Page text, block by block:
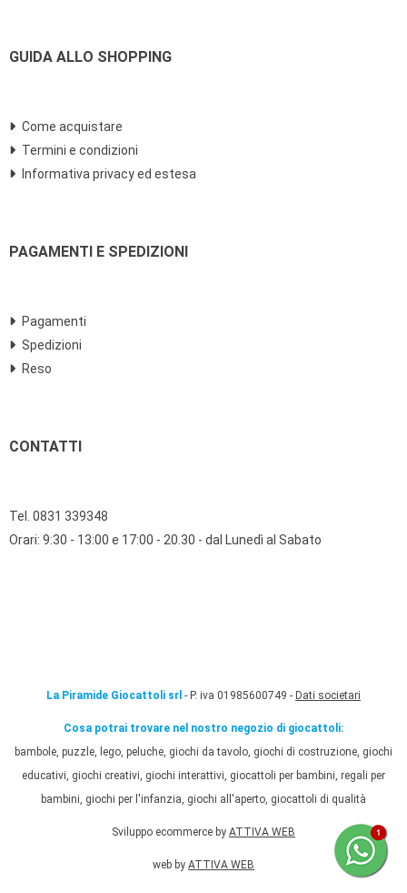
GUIDA ALLO SHOPPING
Come acquistare
Termini e condizioni
Informativa privacy ed estesa
PAGAMENTI E SPEDIZIONI
Pagamenti
Spedizioni
Reso
CONTATTI
Tel. 0831 339348
Orari: 9:30 - 13:00 e 17:00 - 20.30 - dal Lunedì al Sabato
La Piramide Giocattoli srl - P. iva 01985600749 - Dati societari
Cosa potrai trovare nel nostro negozio di giocattoli:
bambole, puzzle, lego, peluche, giochi da tavolo, giochi di costruzione, giochi
educativi, giochi creativi, giochi interattivi, giocattoli per bambini, regali per
bambini, giochi per l'infanzia, giochi all'aperto, giocattoli di qualità
Sviluppo ecommerce by ATTIVA WEB
web by ATTIVA WEB